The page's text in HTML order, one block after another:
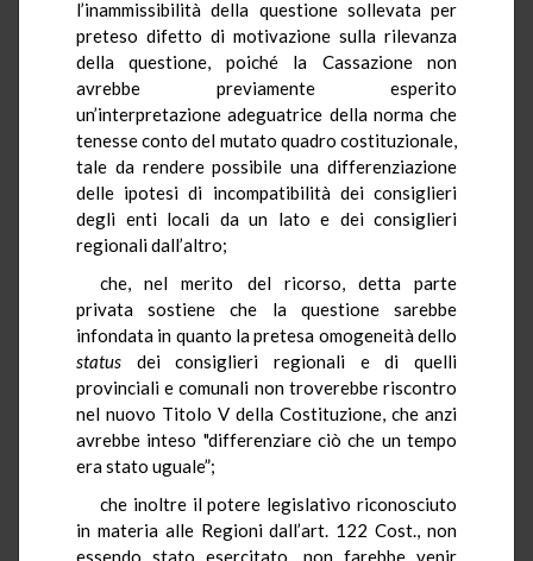
l’inammissibilità della questione sollevata per
preteso difetto di motivazione sulla rilevanza
della questione, poiché la Cassazione non
avrebbe previamente esperito
un’interpretazione adeguatrice della norma che
tenesse conto del mutato quadro costituzionale,
tale da rendere possibile una differenziazione
delle ipotesi di incompatibilità dei consiglieri
degli enti locali da un lato e dei consiglieri
regionali dall’altro;
che, nel merito del ricorso, detta parte
privata sostiene che la questione sarebbe
infondata in quanto la pretesa omogeneità dello
status dei consiglieri regionali e di quelli
provinciali e comunali non troverebbe riscontro
nel nuovo Titolo V della Costituzione, che anzi
avrebbe inteso "differenziare ciò che un tempo
era stato uguale”;
che inoltre il potere legislativo riconosciuto
in materia alle Regioni dall’art. 122 Cost., non
essendo stato esercitato, non farebbe venir